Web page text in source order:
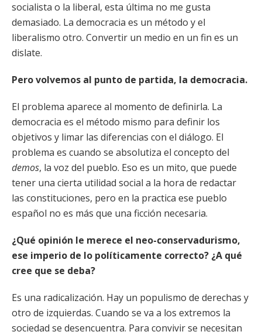
socialista o la liberal, esta última no me gusta
demasiado. La democracia es un método y el
liberalismo otro. Convertir un medio en un fin es un
dislate.
Pero volvemos al punto de partida, la democracia.
El problema aparece al momento de definirla. La
democracia es el método mismo para definir los
objetivos y limar las diferencias con el diálogo. El
problema es cuando se absolutiza el concepto del
demos, la voz del pueblo. Eso es un mito, que puede
tener una cierta utilidad social a la hora de redactar
las constituciones, pero en la practica ese pueblo
español no es más que una ficción necesaria.
¿Qué opinión le merece el neo-conservadurismo,
ese imperio de lo políticamente correcto? ¿A qué
cree que se deba?
Es una radicalización. Hay un populismo de derechas y
otro de izquierdas. Cuando se va a los extremos la
sociedad se desencuentra. Para convivir se necesitan